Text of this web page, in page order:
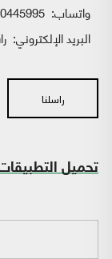
واتساب:
البريد الإلكتروني:
راسلنا
تحميل